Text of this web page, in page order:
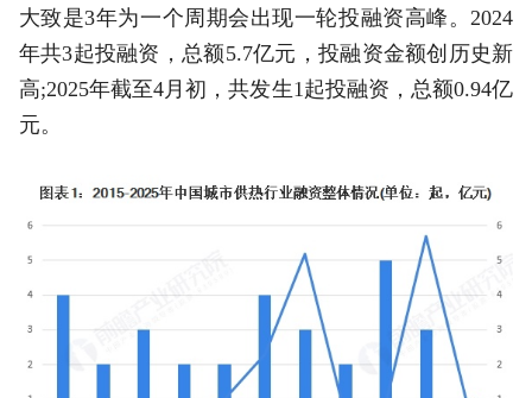
大致是3年为一个周期会出现一轮投融资高峰。2024
年共3起投融资，总额5.7亿元，投融资金额创历史新
高;2025年截至4月初，共发生1起投融资，总额0.94亿
元。